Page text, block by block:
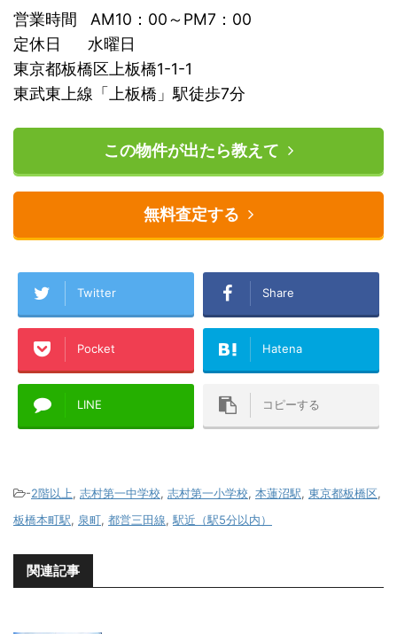
営業時間 AM10：00～PM7：00
定休日 水曜日
東京都板橋区上板橋1-1-1
東武東上線「上板橋」駅徒歩7分
この物件が出たら教えて
無料査定する
Twitter Share
Pocket Hatena
LINE コピーする
-2階以上, 志村第一中学校, 志村第一小学校, 本蓮沼駅, 東京都板橋区,
板橋本町駅, 泉町, 都営三田線, 駅近（駅5分以内）
関連記事